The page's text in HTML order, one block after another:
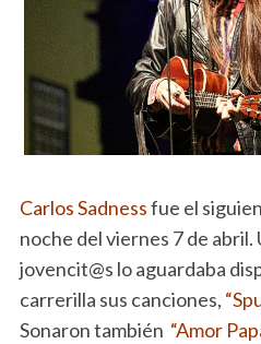
Carlos Sadnessfue el
noche del viernes 7 de
jovencit@s lo aguardaba
carrerilla sus canciones,
Sonaron también “Amor